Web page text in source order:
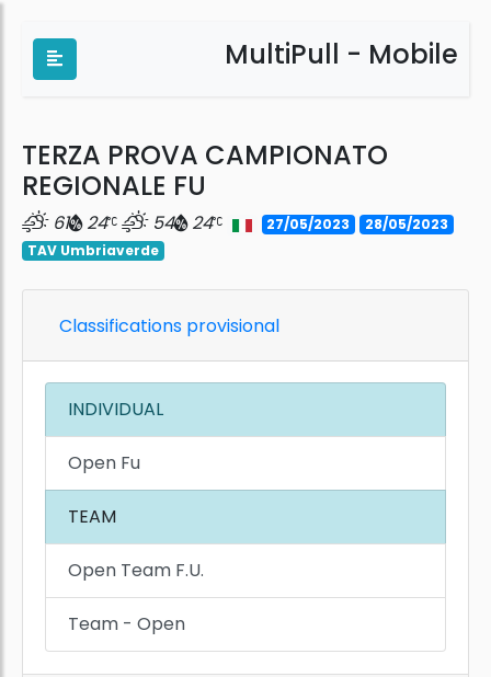
MultiPull - Mobile
TERZA PROVA CAMPIONATO
REGIONALE FU
61 24 54 24 27/05/2023
28/05/2023
TAV Umbriaverde
Classifications provisional
INDIVIDUAL
Open Fu
TEAM
Open Team F.U.
Team - Open